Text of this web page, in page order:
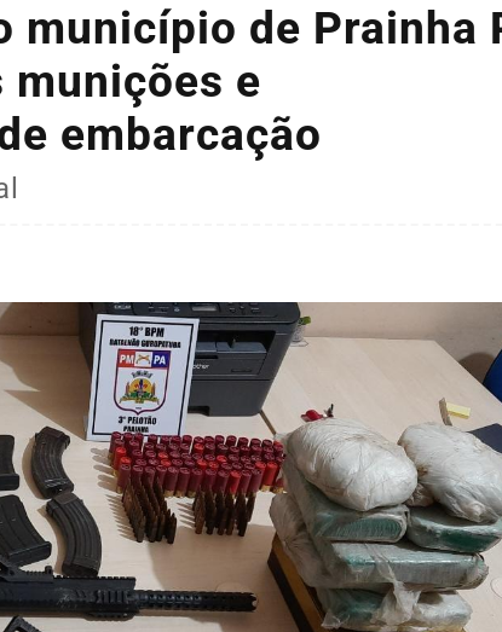
município de Prainha
munições e
embarcação